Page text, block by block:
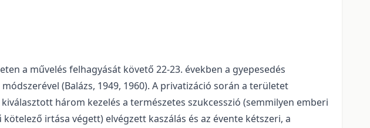
a művelés felhagyását követő 22-23. években a gyepesedés
(Balázs, 1949, 1960). A privatizáció során a területet
három kezelés a természetes szukcesszió (semmilyen emberi
irtása végett) elvégzett kaszálás és az évente kétszeri, a